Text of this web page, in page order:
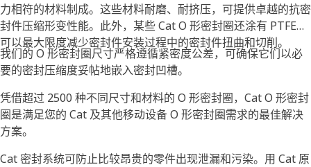
力相符的材料制成。这些材料耐磨、耐挤压，可提供卓越的抗密
封件压缩形变性能。此外，某些 Cat O 形密封圈还涂有 PTFE，
可以最大限度减少密封件安装过程中的密封件扭曲和切削。
我们的 O 形密封圈尺寸严格遵循紧密度公差，可确保它们以必
要的密封压缩度妥帖地嵌入密封凹槽。
凭借超过 2500 种不同尺寸和材料的 O 形密封圈，Cat O 形密封
圈是满足您的 Cat 及其他移动设备 O 形密封圈需求的最佳解决
方案。
Cat 密封系统可防止比较昂贵的零件出现泄漏和污染。用 Cat 原